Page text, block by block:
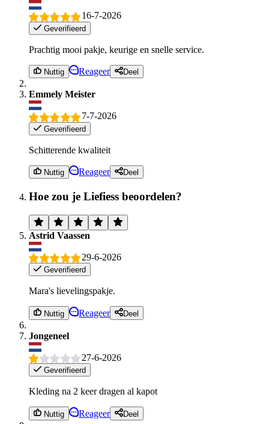
16-7-2026
Geverifieerd
Prachtig mooi pakje, keurige en snelle service.
Nuttig Reageer Deel
Emmely Meister
7-7-2026
Geverifieerd
Schitterende kwaliteit
Nuttig Reageer Deel
Hoe zou je Liefiess beoordelen?
Astrid Vaassen
29-6-2026
Geverifieerd
Mara's lievelingspakje.
Nuttig Reageer Deel
Jongeneel
27-6-2026
Geverifieerd
Kleding na 2 keer dragen al kapot
Nuttig Reageer Deel